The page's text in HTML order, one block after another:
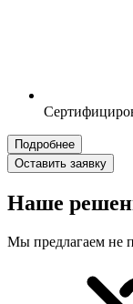
Подробнее
Оставить заявку
Наше
Мы предлагаем не